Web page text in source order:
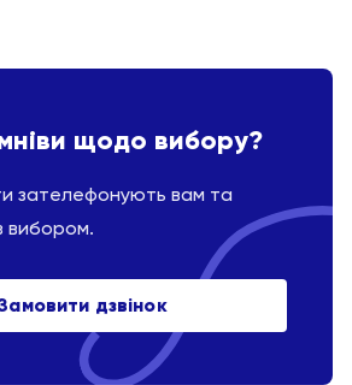
щодо вибору?
зателефонують вам та
вибором.
дзвінок